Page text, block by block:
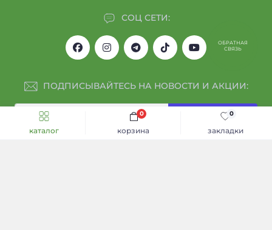
каталог закладки
0
корзина
0
СОЦ СЕТИ:
ПОДПИСЫВАЙТЕСЬ НА НОВОСТИ И АКЦИИ:
Подписаться
ОБРАТНАЯ
СВЯЗЬ